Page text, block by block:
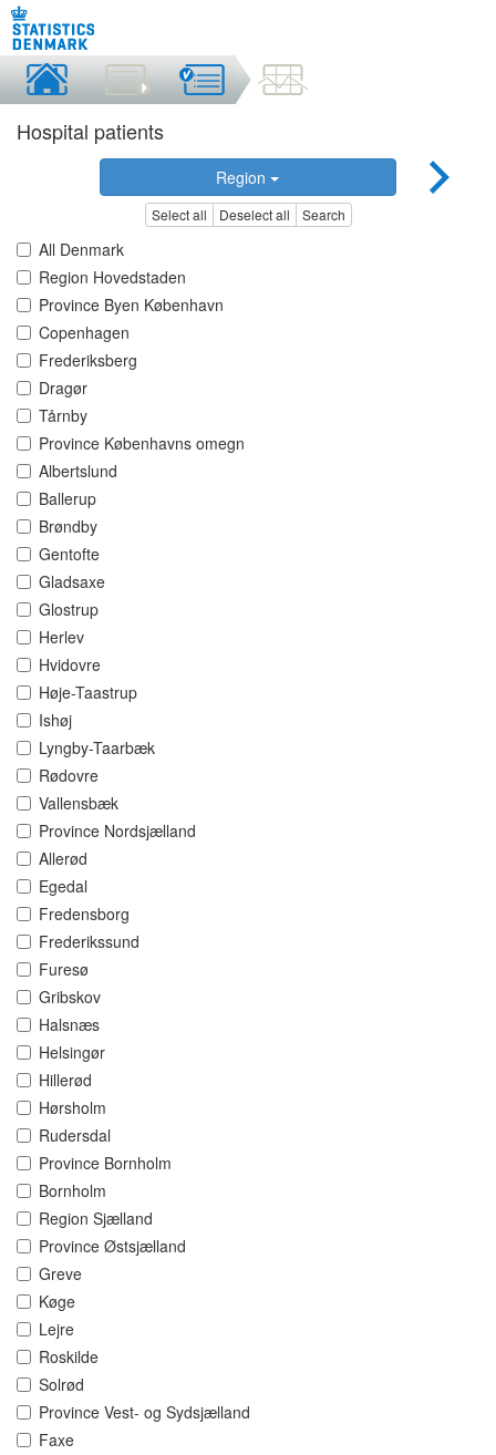
Hospital patients
Region
Select all Deselect all Search
All Denmark
Region Hovedstaden
Province Byen København
Copenhagen
Frederiksberg
Dragør
Tårnby
Province Københavns omegn
Albertslund
Ballerup
Brøndby
Gentofte
Gladsaxe
Glostrup
Herlev
Hvidovre
Høje-Taastrup
Ishøj
Lyngby-Taarbæk
Rødovre
Vallensbæk
Province Nordsjælland
Allerød
Egedal
Fredensborg
Frederikssund
Furesø
Gribskov
Halsnæs
Helsingør
Hillerød
Hørsholm
Rudersdal
Province Bornholm
Bornholm
Region Sjælland
Province Østsjælland
Greve
Køge
Lejre
Roskilde
Solrød
Province Vest- og Sydsjælland
Faxe